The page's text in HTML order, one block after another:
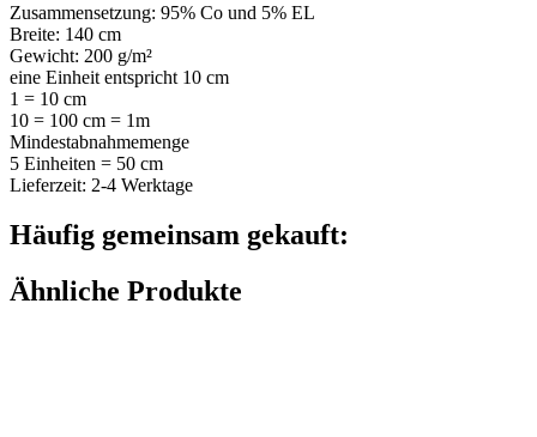
Zusammensetzung: 95% Co und 5% EL
Breite: 140 cm
Gewicht: 200 g/m²
eine Einheit entspricht 10 cm
1 = 10 cm
10 = 100 cm = 1m
Mindestabnahmemenge
5 Einheiten = 50 cm
Lieferzeit: 2-4 Werktage
Häufig gemeinsam gekauft:
Ähnliche Produkte